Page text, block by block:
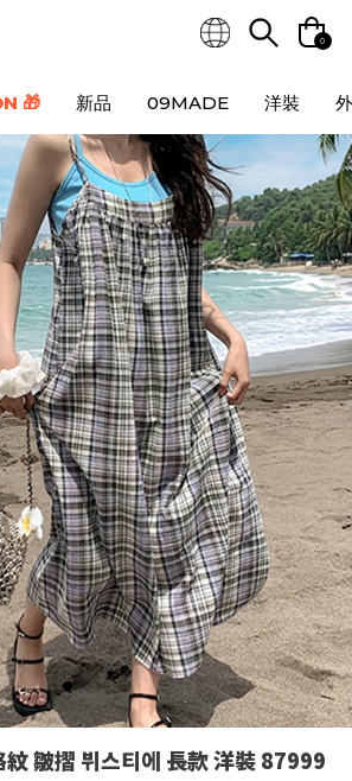
0
🎁 新品 09MADE 洋裝
紋 皺摺 뷔스티에 長款 洋裝 87999